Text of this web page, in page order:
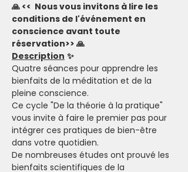
🙏 <<  Nous vous invitons à lire les
conditions de l'événement en
conscience avant toute
réservation>> 🙏
Description ✨
Quatre séances pour apprendre les
bienfaits de la méditation et de la
pleine conscience.
Ce cycle "De la théorie à la pratique"
vous invite à faire le premier pas pour
intégrer ces pratiques de bien-être
dans votre quotidien.
De nombreuses études ont prouvé les
bienfaits scientifiques de la